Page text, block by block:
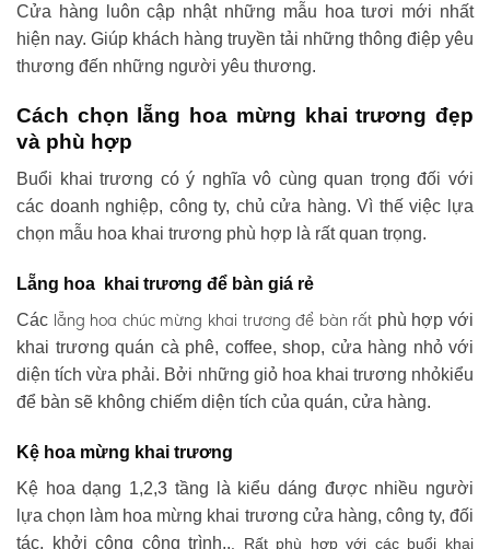
Cửa hàng luôn cập nhật những mẫu hoa tươi mới nhất
hiện nay. Giúp khách hàng truyền tải những thông điệp yêu
thương đến những người yêu thương.
Cách chọn lẵng hoa mừng khai trương đẹp
và phù hợp
Buổi khai trương có ý nghĩa vô cùng quan trọng đối với
các doanh nghiệp, công ty, chủ cửa hàng. Vì thế việc lựa
chọn mẫu hoa khai trương phù hợp là rất quan trọng.
Lẵng hoa khai trương để bàn giá rẻ
Các lẵng hoa chúc mừng khai trương để bàn rất phù hợp với
khai trương quán cà phê, coffee, shop, cửa hàng nhỏ với
diện tích vừa phải. Bởi những giỏ hoa khai trương nhỏkiểu
để bàn sẽ không chiếm diện tích của quán, cửa hàng.
Kệ hoa mừng khai trương
Kệ hoa dạng 1,2,3 tầng là kiểu dáng được nhiều người
lựa chọn làm hoa mừng khai trương cửa hàng, công ty, đối
tác, khởi công công trình.. . Rất phù hợp với các buổi khai